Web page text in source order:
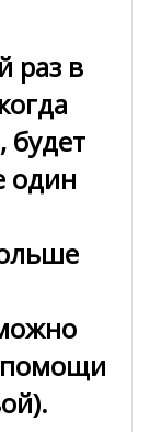
раз в
будет
один